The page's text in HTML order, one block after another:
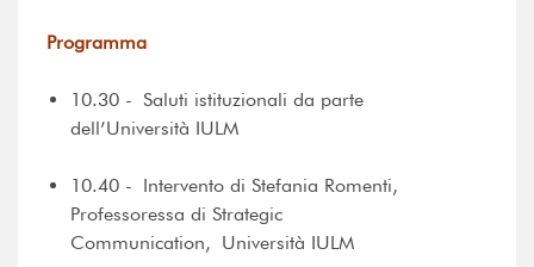
Programma
10.30 - Saluti istituzionali da parte
dell’Università IULM
10.40 - Intervento di Stefania Romenti,
Professoressa di Strategic
Communication, Università IULM